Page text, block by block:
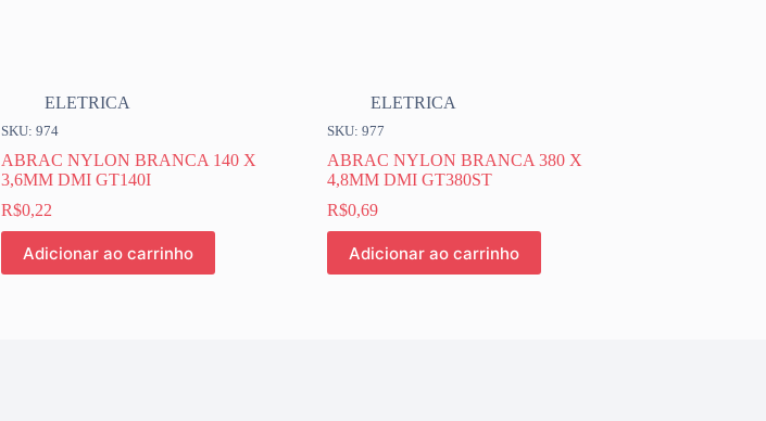
ELETRICA
SKU: 974
ABRAC NYLON BRANCA 140 X
3,6MM DMI GT140I
R$0,22
Adicionar ao carrinho
ELETRICA
SKU: 977
ABRAC NYLON BRANCA 380 X
4,8MM DMI GT380ST
R$0,69
Adicionar ao carrinho